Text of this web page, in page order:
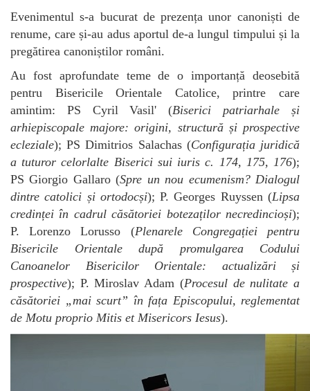
Evenimentul s-a bucurat de prezența unor canoniști de
renume, care și-au adus aportul de-a lungul timpului și la
pregătirea canoniștilor români.
Au fost aprofundate teme de o importanță deosebită
pentru Bisericile Orientale Catolice, printre care
amintim: PS Cyril Vasil' (Biserici patriarhale și
arhiepiscopale majore: origini, structură și prospective
ecleziale); PS Dimitrios Salachas (Configurația juridică
a tuturor celorlalte Biserici sui iuris c. 174, 175, 176);
PS Giorgio Gallaro (Spre un nou ecumenism? Dialogul
dintre catolici și ortodocși); P. Georges Ruyssen (Lipsa
credinței în cadrul căsătoriei botezaților necredincioși);
P. Lorenzo Lorusso (Plenarele Congregației pentru
Bisericile Orientale după promulgarea Codului
Canoanelor Bisericilor Orientale: actualizări și
prospective); P. Miroslav Adam (Procesul de nulitate a
căsătoriei „mai scurt” în fața Episcopului, reglementat
de Motu proprio Mitis et Misericors Iesus).